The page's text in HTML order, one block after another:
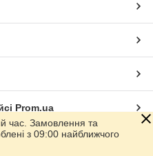
Prom.ua
час. Замовлення та
з 09:00 найближчого